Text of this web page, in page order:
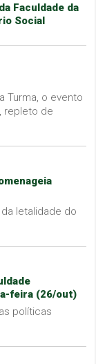
Faculdade da
Social
Turma, o evento
repleto de
letalidade do
feira (26/out)
políticas